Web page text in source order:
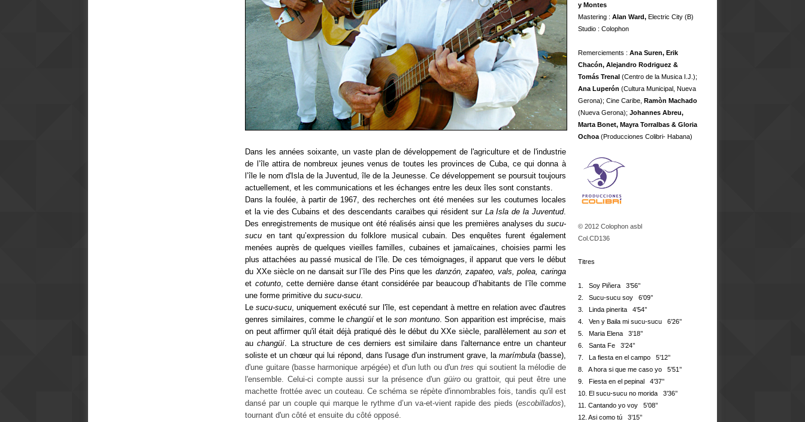
Dans les années soixante, un vaste plan de développement de l'agriculture et de l'industrie
de l’île attira de nombreux jeunes venus de toutes les provinces de Cuba, ce qui donna à
l’île le nom d'Isla de la Juventud, île de la Jeunesse. Ce développement se poursuit toujours
actuellement, et les communications et les échanges entre les deux îles sont constants.
Dans la foulée, à partir de 1967, des recherches ont été menées sur les coutumes locales
et la vie des Cubains et des descendants caraïbes qui résident sur La Isla de la Juventud.
Des enregistrements de musique ont été réalisés ainsi que les premières analyses du sucu-
sucu en tant qu’expression du folklore musical cubain. Des enquêtes furent également
menées auprès de quelques vieilles familles, cubaines et jamaïcaines, choisies parmi les
plus attachées au passé musical de l’île. De ces témoignages, il apparut que vers le début
du XXe siècle on ne dansait sur l’île des Pins que les danzón, zapateo, vals, polea, caringa
et cotunto, cette dernière danse étant considérée par beaucoup d’habitants de l’île comme
une forme primitive dusucu-sucu
Lesucu-sucu , uniquement exécuté sur l'île, est cependant à mettre en relation avec d'autres
genres similaires, comme lechangüíet leson montuno. Son apparition est imprécise, mais
on peut affirmer qu'il était déjà pratiqué dès le début du XXe siècle, parallèlement auson et
auchangüí. La structure de ces derniers est similaire dans l'alternance entre un chanteur
soliste et un chœur qui lui répond, dans l'usage d'un instrument grave, la marímbula (basse),
d'une guitare (basse harmonique arpégée) et d'un luth ou d'untres qui soutient la mélodie de
l'ensemble. Celui-ci compte aussi sur la présence d'un güiroou grattoir, qui peut être une
machette frottée avec un couteau. Ce schéma se répète d'innombrables fois, tandis qu'il est
dansé par un couple qui marque le rythme d’un va-et-vient rapide des pieds (escobillados),
tournant d'un côté et ensuite du côté opposé.
y Montes
Mastering : Alan Ward, Electric City (B)
Studio : Colophon
Remerciements : Ana Suren, Erik
Chacón, Alejandro Rodriguez &
Tomás Trenal (Centro de la Musica I.J.);
Ana Luperón (Cultura Municipal, Nueva
Gerona); Cine Caribe, Ramòn Machado
(Nueva Gerona); Johannes Abreu,
Marta Bonet, Mayra Torralbas & Gloria
Ochoa (Producciones Colibri- Habana)
© 2012 Colophon asbl
Col.CD136
Titres
1. Soy Piñera 3’56’’
2. Sucu-sucu soy 6’09’’
3. Linda pinerita 4’54’’
4. Ven y Baila mi sucu-sucu 6’26’’
5. Maria Elena 3’18’’
6. Santa Fe 3’24’’
7. La fiesta en el campo 5’12’’
8. A hora si que me caso yo 5’51’’
9. Fiesta en el pepinal 4’37’’
10. El sucu-sucu no morida 3’36’’
11. Cantando yo voy 5’08’’
12. Asi como tú 3’15’’